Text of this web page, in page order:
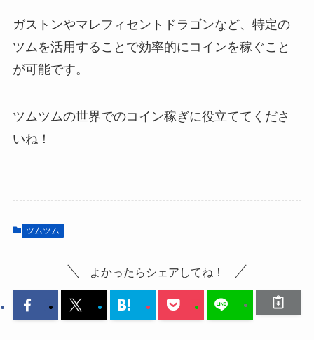
ガストンやマレフィセントドラゴンなど、特定の
ツムを活用することで効率的にコインを稼ぐこと
が可能です。
ツムツムの世界でのコイン稼ぎに役立ててくださ
いね！
ツムツム
よかったらシェアしてね！